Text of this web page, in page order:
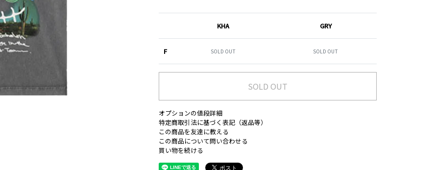
KHA GRY
F SOLD OUT SOLD OUT
SOLD OUT
オプションの値段詳細
特定商取引法に基づく表記（返品等）
この商品を友達に教える
この商品について問い合わせる
買い物を続ける